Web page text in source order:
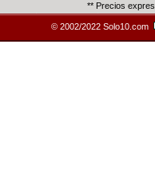
** Precios
© 2002/2022 Solo10.com